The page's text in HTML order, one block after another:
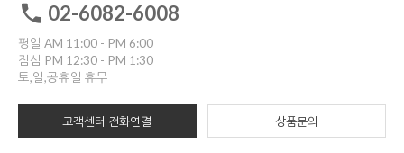
02-6082-6008
평일 AM 11:00 - PM 6:00
점심 PM 12:30 - PM 1:30
토,일,공휴일 휴무
고객센터 전화연결 상품문의